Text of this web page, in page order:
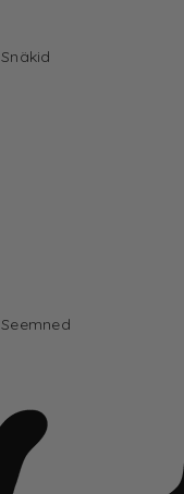
Snäkid
Seemned